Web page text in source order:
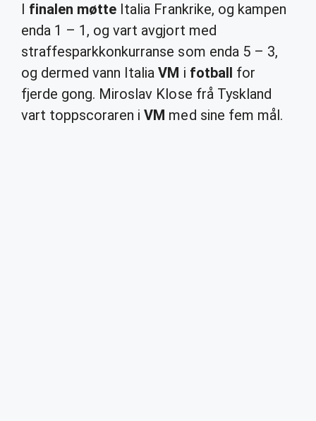
I finalen møtte Italia Frankrike, og kampen
enda 1 – 1, og vart avgjort med
straffesparkkonkurranse som enda 5 – 3,
og dermed vann ItaliaVM i fotball for
fjerde gong. Miroslav Klose frå Tyskland
vart toppscoraren iVM med sine fem mål.